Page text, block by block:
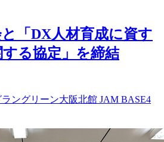
「DX人材育成に資す
る協定」を締結
ングリーン大阪北館 JAM BASE4